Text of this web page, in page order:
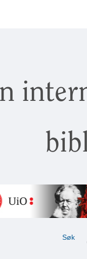
Søk